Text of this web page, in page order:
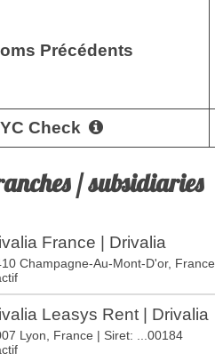
Précédents
Check
/ subsidiaries
France | Drivalia
Champagne-Au-Mont-D'or, France
Leasys Rent | Drivalia
Lyon, France | Siret: ...00184